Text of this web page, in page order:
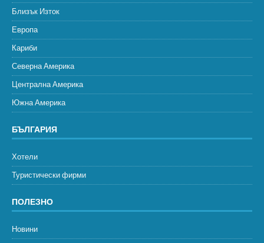
Близък Изток
Европа
Кариби
Северна Америка
Централна Америка
Южна Америка
БЪЛГАРИЯ
Хотели
Туристически фирми
ПОЛЕЗНО
Новини